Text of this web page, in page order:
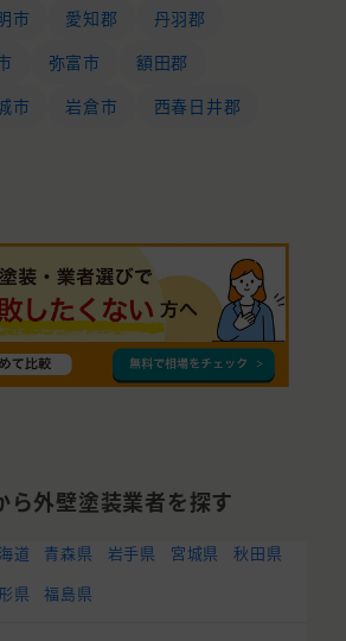
市 愛知郡
丹羽郡
弥富市
額田郡
市 岩倉市
西春日井郡
ら外壁塗装業者を探す
道 青森県 岩手県 宮城県
秋田県
県
福島県